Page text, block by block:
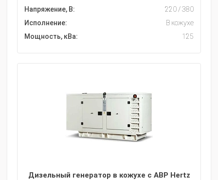
Напряжение, В:
220 / 380
Исполнение:
В кожухе
Мощность, кВа:
125
Дизельный генератор в кожухе с АВР Hertz